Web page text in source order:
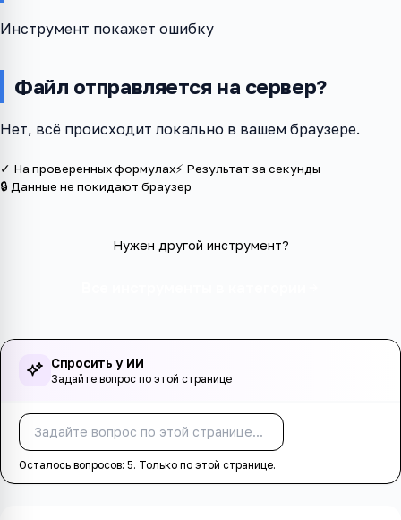
Инструмент покажет ошибку
Файл отправляется на сервер?
Нет, всё происходит локально в вашем браузере.
✓ На проверенных формулах⚡ Результат за секунды
🔒 Данные не покидают браузер
Нужен другой инструмент?
Спросить у ИИ
Задайте вопрос по этой странице
Осталось вопросов: 5. Только по этой странице.